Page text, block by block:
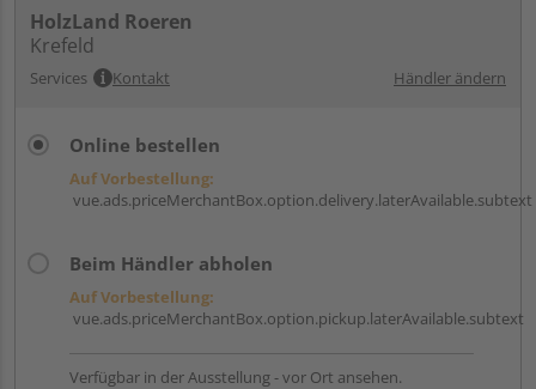
HolzLand Roeren
Krefeld
Services Kontakt Händler ändern
Online bestellen
Auf Vorbestellung:
vue.ads.priceMerchantBox.option.delivery.laterAvailable.subtext
Beim Händler abholen
Auf Vorbestellung:
vue.ads.priceMerchantBox.option.pickup.laterAvailable.subtext
Verfügbar in der Ausstellung - vor Ort ansehen.